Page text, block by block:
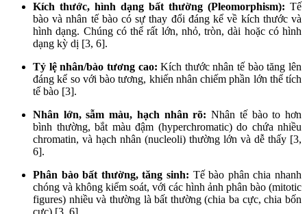
Kích thước, hình dạng bất thường (Pleomorphism): Tế
bào và nhân tế bào có sự thay đổi đáng kể về kích thước và
hình dạng. Chúng có thể rất lớn, nhỏ, tròn, dài hoặc có hình
dạng kỳ dị [3, 6].
Tỷ lệ nhân/bào tương cao: Kích thước nhân tế bào tăng lên
đáng kể so với bào tương, khiến nhân chiếm phần lớn thể tích
tế bào [3].
Nhân lớn, sẫm màu, hạch nhân rõ: Nhân tế bào to hơn
bình thường, bắt màu đậm (hyperchromatic) do chứa nhiều
chromatin, và hạch nhân (nucleoli) thường lớn và dễ thấy [3,
6].
Phân bào bất thường, tăng sinh: Tế bào phân chia nhanh
chóng và không kiểm soát, với các hình ảnh phân bào (mitotic
figures) nhiều và thường là bất thường (chia ba cực, chia bốn